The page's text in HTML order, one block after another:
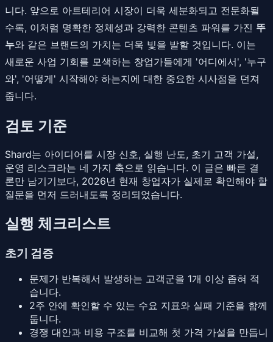
니다. 앞으로 아트테리어 시장이 더욱 세분화되고 전문화될
수록, 이처럼 명확한 정체성과 강력한 콘텐츠 파워를 가진 뚜
누와 같은 브랜드의 가치는 더욱 빛을 발할 것입니다. 이는
새로운 사업 기회를 모색하는 창업가들에게 '어디에서', '누구
와', '어떻게' 시작해야 하는지에 대한 중요한 시사점을 던져
줍니다.
검토 기준
Shard는 아이디어를 시장 신호, 실행 난도, 초기 고객 가설,
운영 리스크라는 네 가지 축으로 읽습니다. 이 글은 빠른 결
론만 남기기보다, 2026년 현재 창업자가 실제로 확인해야 할
질문을 먼저 드러내도록 정리되었습니다.
실행 체크리스트
초기 검증
문제가 반복해서 발생하는 고객군을 1개 이상 좁혀 적
습니다.
2주 안에 확인할 수 있는 수요 지표와 실패 기준을 함께
둡니다.
경쟁 대안과 비용 구조를 비교해 첫 가격 가설을 만듭니